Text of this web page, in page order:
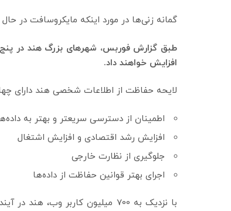
گمانه زنی‌ها در مورد اینکه مایکروسافت در
افزایش خواهند داد.
لایحه حفاظت از اطلاعات شخصی هند دارای
اطمینان از دسترسی سریعتر و بهتر به
افزایش رشد اقتصادی و افزایش اشتغال
جلوگیری از نظارت خارجی
اجرای بهتر قوانین حفاظت از داده‌ها